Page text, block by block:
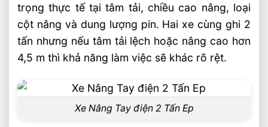
trọng thực tế tại tâm tải, chiều cao nâng, loại
cột nâng và dung lượng pin. Hai xe cùng ghi 2
tấn nhưng nếu tâm tải lệch hoặc nâng cao hơn
4,5 m thì khả năng làm việc sẽ khác rõ rệt.
Xe Nâng Tay điện 2 Tấn Ep